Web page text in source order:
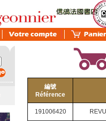
編號
Référence
191006420